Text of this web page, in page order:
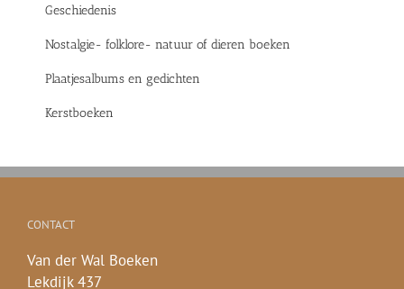
Geschiedenis
Nostalgie- folklore- natuur of dieren boeken
Plaatjesalbums en gedichten
Kerstboeken
CONTACT
Van der Wal Boeken
Lekdijk 437